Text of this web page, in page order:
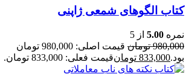
کتاب الگوهای شمعی ژاپنی
نمره 5.00 از 5
980,000 تومان
قیمت اصلی: 980,000 تومان
بود.833,000 تومانقیمت فعلی: 833,000 تومان.